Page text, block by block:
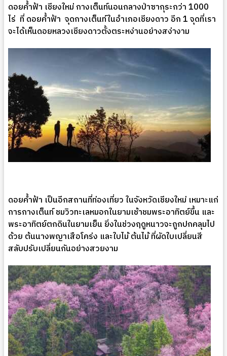
ดอยค้ำฟ้า เชียงใหม่ กางเต็นท์นอนกลางป่าซากุระกว่า 1000
ไร่ ที่ ดอยค้ำฟ้า จุดกางเต็นท์ในอำเภอเชียงดาว อีก 1 จุดที่เรา
จะได้เห็นดอยหลวงเชียงดาวตั้งตระหง่านอย่างสง่างาม
ดอยค้ำฟ้า เป็นอีกสถานที่ท่องเที่ยว ในจังหวัดเชียงใหม่ เหมาะแก่
การกางเต็นท์ ชมวิวทะเลหมอกในยามเช้าชมพระอาทิตย์ขึ้น และ
พระอาทิตย์ตกดินในยามเย็น ยิ่งในช่วงฤดูหนาวจะถูกปกคลุมไป
ด้วย ต้นนางพญาเสือโคร่ง และใบไม้ ต้นไม้ ที่ผัดใบเปลี่ยนสี
สลับปรับเปลี่ยนกันอย่างสวยงาม